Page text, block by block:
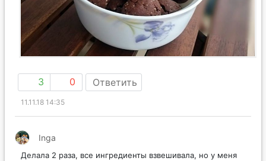
3 0 Ответить
11.11.18 14:35
Inga
Делала 2 раза, все ингредиенты взвешивала, но у меня